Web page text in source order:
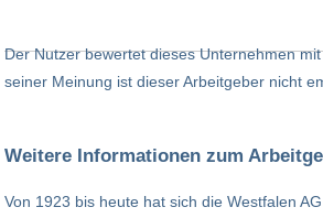
Der Nutzer bewertet dieses Unternehmen
seiner Meinung ist dieser Arbeitgeber nicht
Weitere Informationen zum
Von 1923 bis heute hat sich die Westfalen